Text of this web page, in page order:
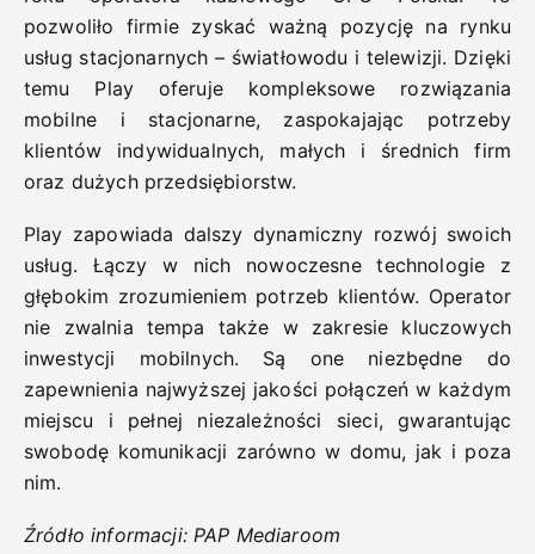
pozwoliło firmie zyskać ważną pozycję na rynku
usług stacjonarnych – światłowodu i telewizji. Dzięki
temu Play oferuje kompleksowe rozwiązania
mobilne i stacjonarne, zaspokajając potrzeby
klientów indywidualnych, małych i średnich firm
oraz dużych przedsiębiorstw.
Play zapowiada dalszy dynamiczny rozwój swoich
usług. Łączy w nich nowoczesne technologie z
głębokim zrozumieniem potrzeb klientów. Operator
nie zwalnia tempa także w zakresie kluczowych
inwestycji mobilnych. Są one niezbędne do
zapewnienia najwyższej jakości połączeń w każdym
miejscu i pełnej niezależności sieci, gwarantując
swobodę komunikacji zarówno w domu, jak i poza
nim.
Źródło informacji: PAP Mediaroom